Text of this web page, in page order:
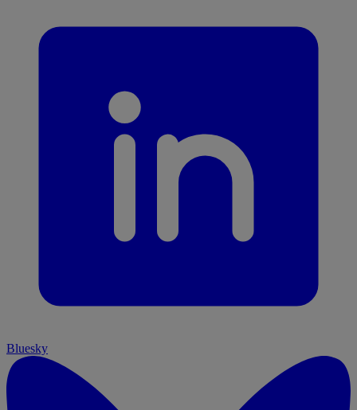
Bluesky